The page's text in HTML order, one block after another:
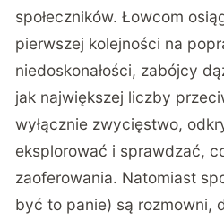
społeczników. Łowcom
pierwszej kolejności na
niedoskonałości, zabójcy
jak największej liczby
wyłącznie zwycięstwo,
eksplorować i sprawdzać,
zaoferowania. Natomiast
być to panie) są rozmowni,